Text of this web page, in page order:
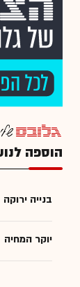
הוספה
בנייה ירוקה
יוקר המחיה